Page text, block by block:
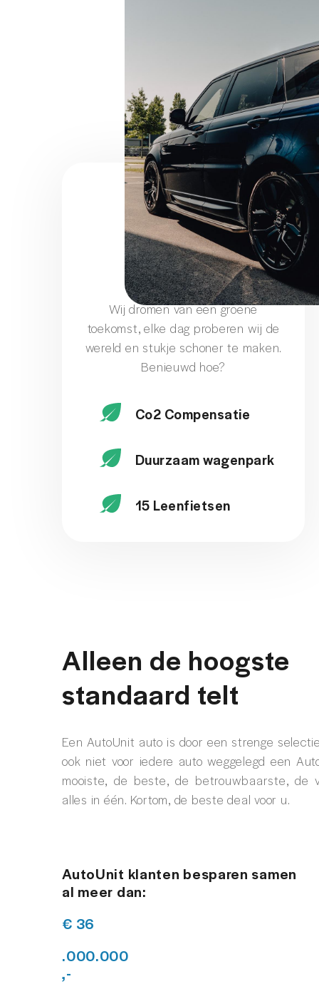
Klimaat neutraal
Wij dromen van een groene
toekomst, elke dag proberen wij de
wereld en stukje schoner te maken.
Benieuwd hoe?
Co2 Compensatie
Duurzaam wagenpark
15 Leenfietsen
Alleen de hoogste
standaard telt
Een AutoUnit auto is door een strenge
ook niet voor iedere auto weggelegd een
mooiste, de beste, de betrouwbaarste, de
alles in één. Kortom, de beste deal voor u.
AutoUnit klanten besparen samen
al meer dan:
€ 36
.000.000
,-